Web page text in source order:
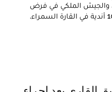
والجيش الملكي في فرض